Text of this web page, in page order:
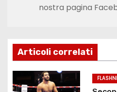
i
o
nostra pagina
Articoli correlati